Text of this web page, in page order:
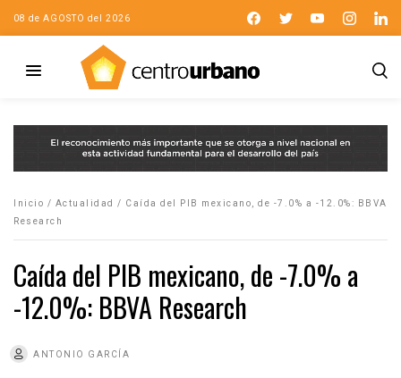
08 de AGOSTO del 2026
Inicio / Actualidad / Caída del PIB mexicano, de -7.0% a -12.0%: BBVA
Research
Caída del PIB mexicano, de -7.0% a
-12.0%: BBVA Research
ANTONIO GARCÍA